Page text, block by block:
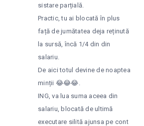
sistare parțială.
Practic, tu ai blocată în plus
față de jumătatea deja reținută
la sursă, încă 1/4 din din
salariu.
De aici totul devine de noaptea
minții 😂😂😂.
ING, va lua suma aceea din
salariu, blocată de ultimă
executare silită ajunsa pe cont